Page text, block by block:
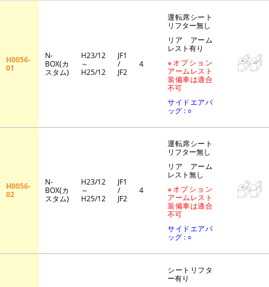
H0056-
01
N-
BOX(カ
スタム)
H23/12
～
H25/12
JF1
/
JF2
4
運転席シート
リフター無し
リア アーム
レスト有り
※オプション
アームレスト
装備車は適合
不可
サイドエアバ
ッグ : ○
H0056-
02
N-
BOX(カ
スタム)
H23/12
～
H25/12
JF1
/
JF2
4
運転席シート
リフター無し
リア アーム
レスト無し
※オプション
アームレスト
装備車は適合
不可
サイドエアバ
ッグ : ○
シートリフタ
ー有り